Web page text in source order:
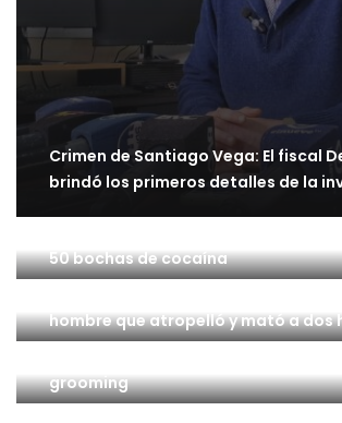
Crimen de Santiago Vega: El fiscal
brindó los primeros detalles de la
50 bochas de cocaína
hombre que atropelló y mató a dos
grooming